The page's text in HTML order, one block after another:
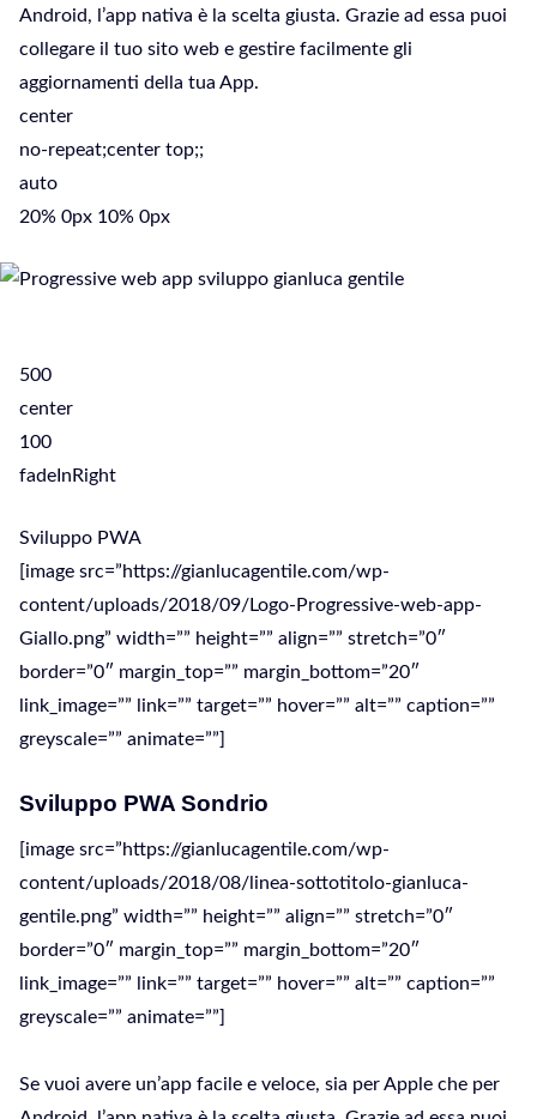
Android, l’app nativa è la scelta giusta. Grazie ad essa puoi
collegare il tuo sito web e gestire facilmente gli
aggiornamenti della tua App.
center
no-repeat;center top;;
auto
20% 0px 10% 0px
500
center
100
fadeInRight
Sviluppo PWA
[image src=”https://gianlucagentile.com/wp-
content/uploads/2018/09/Logo-Progressive-web-app-
Giallo.png” width=”” height=”” align=”” stretch=”0″
border=”0″ margin_top=”” margin_bottom=”20″
link_image=”” link=”” target=”” hover=”” alt=”” caption=””
greyscale=”” animate=””]
Sviluppo PWA Sondrio
[image src=”https://gianlucagentile.com/wp-
content/uploads/2018/08/linea-sottotitolo-gianluca-
gentile.png” width=”” height=”” align=”” stretch=”0″
border=”0″ margin_top=”” margin_bottom=”20″
link_image=”” link=”” target=”” hover=”” alt=”” caption=””
greyscale=”” animate=””]
Se vuoi avere un’app facile e veloce, sia per Apple che per